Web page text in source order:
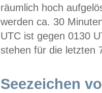
räumlich hoch
werden ca. 30
UTC ist gegen 0130
stehen für die letzten
Seezeichen